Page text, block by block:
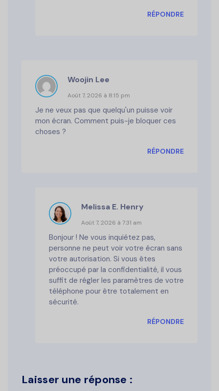
RÉPONDRE
Woojin Lee
Août 7, 2026 à 8:15 pm
Je ne veux pas que quelqu'un puisse voir
mon écran. Comment puis-je bloquer ces
choses ?
RÉPONDRE
Melissa E. Henry
Août 7, 2026 à 7:31 am
Bonjour ! Ne vous inquiétez pas,
personne ne peut voir votre écran sans
votre autorisation. Si vous êtes
préoccupé par la confidentialité, il vous
suffit de régler les paramètres de votre
téléphone pour être totalement en
sécurité.
RÉPONDRE
Laisser une réponse :